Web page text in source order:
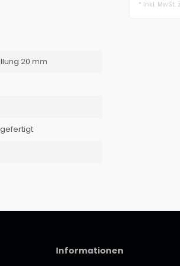
20 mm
* Inkl. MwSt.
Informationen